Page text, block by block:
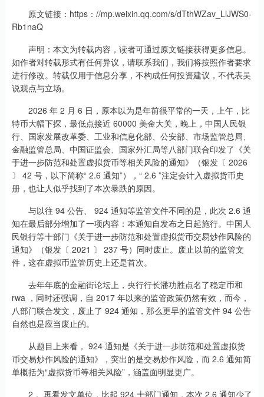
原文链接：https：//mp.weixin.qq.com/s/dTthWZav_LlJWS0-
Rb1naQ
声明：本文为转载内容，读者可通过原文链接获得更多信息。
如作者对转载形式有任何异议，请联系我们，我们将按照作者要求
进行修改。转载仅用于信息分享，不构成任何投资建议，不代表吴
说观点与立场。
2026 年 2 月 6 日，原本以为是年前很平常的一天，上午，比
特币大幅下探，最低点接近 60000 美金大关，晚上，中国人民银
行、国家发展改革委、工业和信息化部、公安部、市场监管总局、
金融监管总局、中国证监会、国家外汇局等八部门联合印发了《关
于进一步防范和处置虚拟货币等相关风险的通知》（银发〔 2026
〕 42 号，以下简称“ 2.6 通知”），“ 2.6 ”注定会计入虚拟货币史
册，也让人似乎找到了本次暴跌的原因。
与以往 94 公告、 924 通知等监管文件不同的是，此次 2.6 通
知在最后部分增加了一项内容：本通知自发布之日起施行。中国人
民银行等十部门《关于进一步防范和处置虚拟货币交易炒作风险的
通知》（银发〔 2021 〕 237 号）同时废止。废止以前的监管文
件，这在虚拟币监管历史上还是首次。
去年年底的金融街论坛上，央行行长潘功胜点名了稳定币和
rwa ，同时还强调，自 2017 年以来的监管政策仍然有效，而今，
八部门联合发文，废止了 924 通知，那么更早的监管文件 94 公告
自然也是应当废止的。
从题目上来看， 924 通知是《关于进一步防范和处置虚拟货
币交易炒作风险的通知》，突出的是交易炒作风险，而 2.6 通知简
单概括为“虚拟货币等相关风险”，涵盖面明显更广。
2． 再看发文单位，比起 924 十部门通知，本次 2.6 通知少了